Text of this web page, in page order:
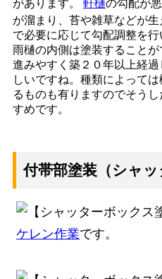
があります。 軒樋の勾配が
が溜まり、苔や雑草などが
で必要に応じて勾配調整を行
雨樋の内側は塗装すること
進みやすく築２０年以上経
しいですね。種類によって
るものも有りますのでそう
すめです。
付帯部塗装（シャッ
ケレン作業です。